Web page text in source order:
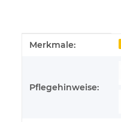
Produkteigenschaft
Wert
Merkmale:
Pflegehinweise: